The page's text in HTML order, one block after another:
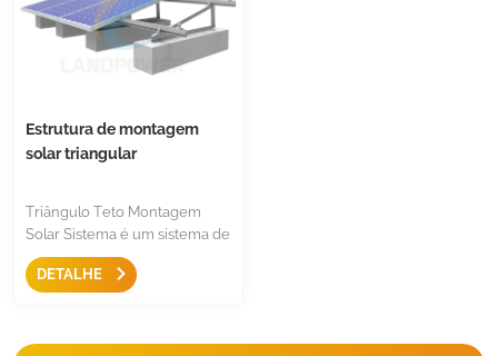
Estrutura de montagem
solar triangular
Triângulo Teto Montagem
Solar Sistema é um sistema de
montagem simples com
apenas tripé de alumínio,
usado em telhados planos e
DETALHE